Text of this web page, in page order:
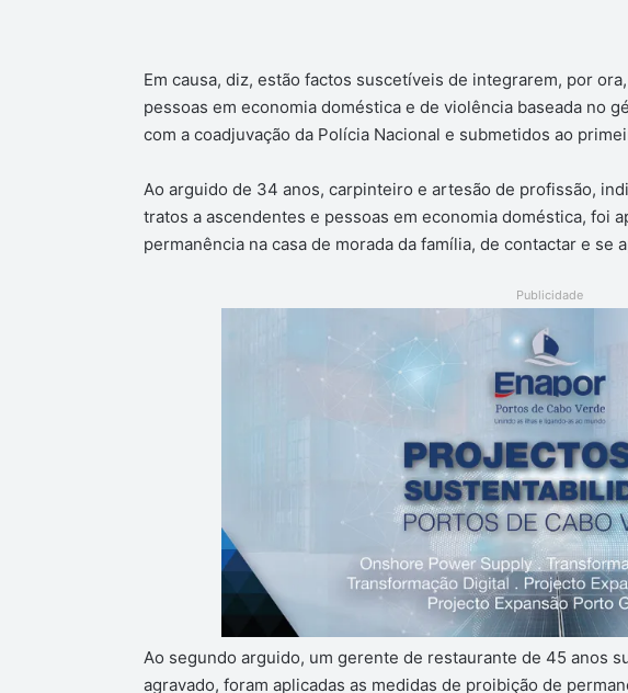
Em causa, diz, estão factos suscetíveis de integrarem, por
pessoas em economia doméstica e de violência baseada no
com a coadjuvação da Polícia Nacional e submetidos ao
Ao arguido de 34 anos, carpinteiro e artesão de profissão,
tratos a ascendentes e pessoas em economia doméstica, foi
permanência na casa de morada da família, de contactar e se
Publicidade
Ao segundo arguido, um gerente de restaurante de 45 anos
agravado, foram aplicadas as medidas de proibição de